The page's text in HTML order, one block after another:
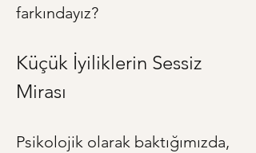
farkındayız?
Küçük İyiliklerin Sessiz
Mirası
Psikolojik olarak baktığımızda,